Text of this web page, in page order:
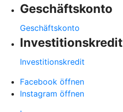
Geschäftskonto
Geschäftskonto
Investitionskredit
Investitionskredit
Facebook öffnen
Instagram öffnen